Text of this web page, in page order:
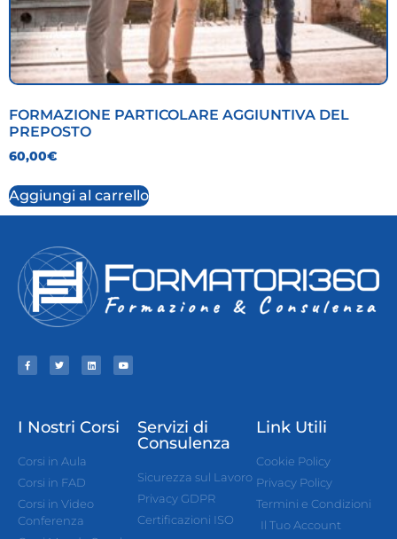
FORMAZIONE PARTICOLARE AGGIUNTIVA DEL
PREPOSTO
60,00€
Aggiungi al carrello
I Nostri Corsi
Corsi in Aula
Corsi in FAD
Corsi in Video
Conferenza
Servizi di
Consulenza
Sicurezza sul Lavoro
Privacy GDPR
Certificazioni ISO
Link Utili
Cookie Policy
Privacy Policy
Termini e Condizioni
Il Tuo Account